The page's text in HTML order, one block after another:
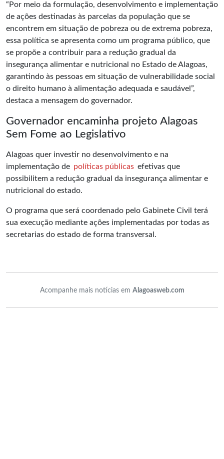
“Por meio da formulação, desenvolvimento e implementação
de ações destinadas às parcelas da população que se
encontrem em situação de pobreza ou de extrema pobreza,
essa política se apresenta como um programa público, que
se propõe a contribuir para a redução gradual da
insegurança alimentar e nutricional no Estado de Alagoas,
garantindo às pessoas em situação de vulnerabilidade social
o direito humano à alimentação adequada e saudável”,
destaca a mensagem do governador.
Governador encaminha projeto Alagoas
Sem Fome ao Legislativo
Alagoas quer investir no desenvolvimento e na
implementação de políticas públicas efetivas que
possibilitem a redução gradual da insegurança alimentar e
nutricional do estado.
O programa que será coordenado pelo Gabinete Civil terá
sua execução mediante ações implementadas por todas as
secretarias do estado de forma transversal.
Acompanhe mais notícias em Alagoasweb.com